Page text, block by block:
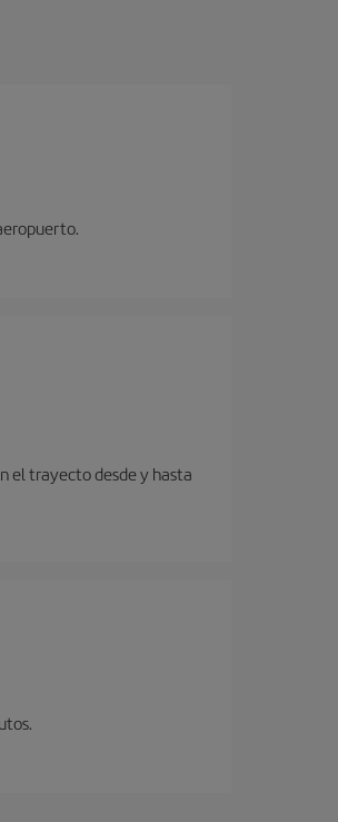
el trayecto desde y hasta